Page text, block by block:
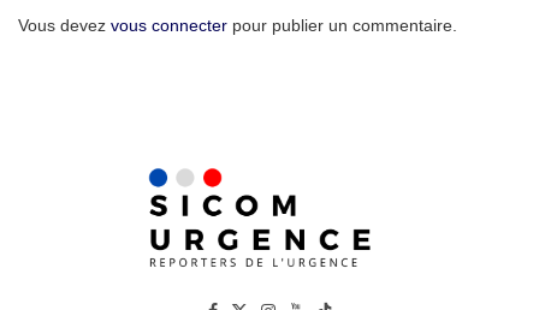
Vous devez vous connecter pour publier un commentaire.